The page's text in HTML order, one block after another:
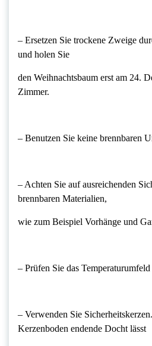
– Ersetzen Sie trockene Zweige
und holen Sie
den Weihnachtsbaum erst am 24.
Zimmer.
– Benutzen Sie keine brennbaren
– Achten Sie auf ausreichenden
brennbaren Materialien,
wie zum Beispiel Vorhänge und
– Prüfen Sie das
– Verwenden Sie
Kerzenboden endende Docht lässt